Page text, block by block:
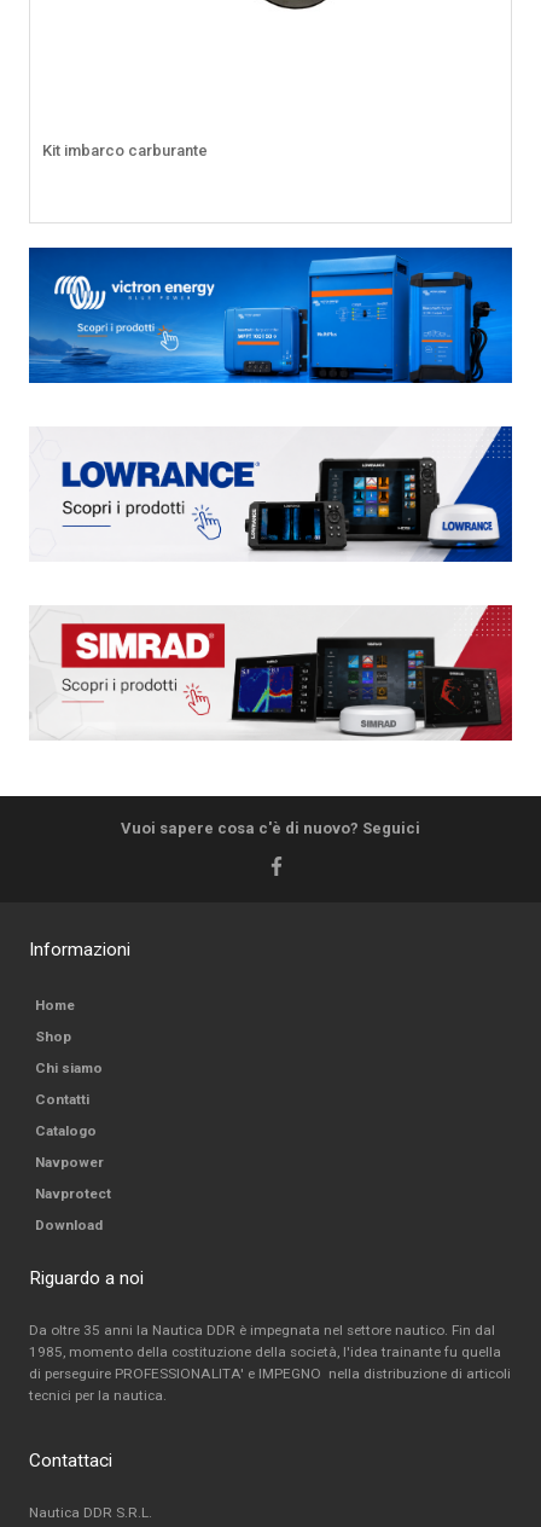
Kit imbarco carburante
Vuoi sapere cosa c'è di nuovo? Seguici
Informazioni
Home
Shop
Chi siamo
Contatti
Catalogo
Navpower
Navprotect
Download
Riguardo a noi
Da oltre 35 anni la Nautica DDR è impegnata nel settore nautico. Fin dal
1985, momento della costituzione della società, l'idea trainante fu quella
di perseguire PROFESSIONALITA' e IMPEGNO nella distribuzione di articoli
tecnici per la nautica.
Contattaci
Nautica DDR S.R.L.